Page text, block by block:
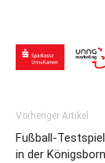
Vorheriger Artikel
Fußball-
in der